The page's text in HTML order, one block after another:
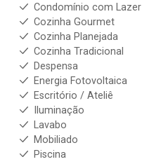
Condomínio com Lazer
Cozinha Gourmet
Cozinha Planejada
Cozinha Tradicional
Despensa
Energia Fotovoltaica
Escritório / Ateliê
Iluminação
Lavabo
Mobiliado
Piscina